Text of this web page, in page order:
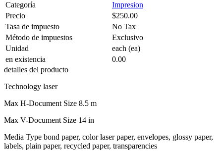
Categoría
Impresion
Precio
$250.00
Tasa de impuesto
No Tax
Método de impuestos
Exclusivo
Unidad
each (ea)
en existencia
0.00
detalles del producto
Technology laser
Max H-Document Size 8.5 m
Max V-Document Size 14 in
Media Type bond paper, color laser paper, envelopes, glossy paper,
labels, plain paper, recycled paper, transparencies